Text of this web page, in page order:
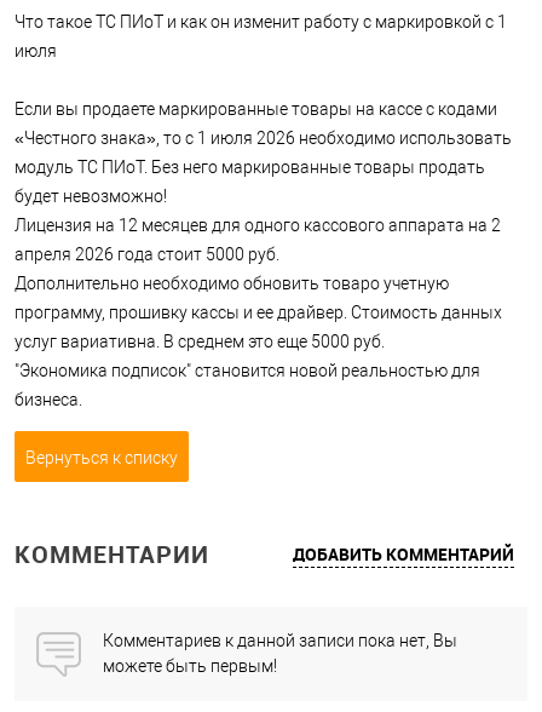
Что такое ТС ПИоТ и как он изменит работу с маркировкой с 1
июля
Если вы продаете маркированные товары на кассе с кодами
«Честного знака», то с 1 июля 2026 необходимо использовать
модуль ТС ПИоТ. Без него маркированные товары продать
будет невозможно!
Лицензия на 12 месяцев для одного кассового аппарата на 2
апреля 2026 года стоит 5000 руб.
Дополнительно необходимо обновить товаро учетную
программу, прошивку кассы и ее драйвер. Стоимость данных
услуг вариативна. В среднем это еще 5000 руб.
"Экономика подписок" становится новой реальностью для
бизнеса.
Вернуться к списку
КОММЕНТАРИИ ДОБАВИТЬ КОММЕНТАРИЙ
Комментариев к данной записи пока нет, Вы
можете быть первым!